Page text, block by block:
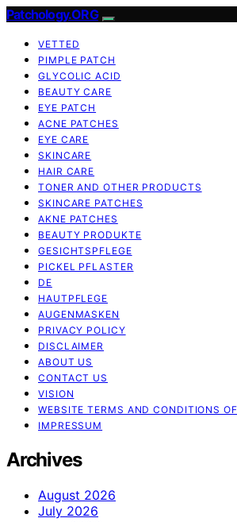
Patchology.ORG
VETTED
PIMPLE PATCH
GLYCOLIC ACID
BEAUTY CARE
EYE PATCH
ACNE PATCHES
EYE CARE
SKINCARE
HAIR CARE
TONER AND OTHER PRODUCTS
SKINCARE PATCHES
AKNE PATCHES
BEAUTY PRODUKTE
GESICHTSPFLEGE
PICKEL PFLASTER
DE
HAUTPFLEGE
AUGENMASKEN
PRIVACY POLICY
DISCLAIMER
ABOUT US
CONTACT US
VISION
WEBSITE TERMS AND CONDITIONS
IMPRESSUM
Archives
August 2026
July 2026